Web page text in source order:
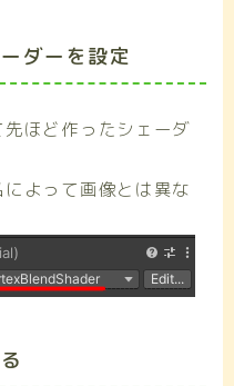
ダーを設定
ほど作ったシェーダ
よって画像とは異な